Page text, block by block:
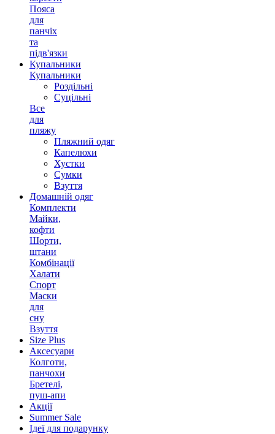
Пояса
для
панчіх
та
підв'язки
Купальники
Купальники
Роздільні
Суцільні
Все
для
пляжу
Пляжний одяг
Капелюхи
Хустки
Сумки
Взуття
Домашній одяг
Комплекти
Майки,
кофти
Шорти,
штани
Комбінації
Халати
Спорт
Маски
для
сну
Взуття
Size Plus
Аксесуари
Колготи,
панчохи
Бретелі,
пуш-апи
Акції
Summer Sale
Ідеї для подарунку